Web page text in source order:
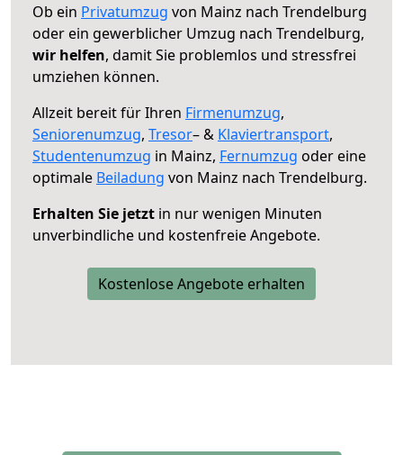
Ob ein Privatumzug von Mainz nach Trendelburg
oder ein gewerblicher Umzug nach Trendelburg,
wir helfen, damit Sie problemlos und stressfrei
umziehen können.
Allzeit bereit für Ihren Firmenumzug,
Seniorenumzug, Tresor– & Klaviertransport,
Studentenumzug in Mainz, Fernumzug oder eine
optimale Beiladung von Mainz nach Trendelburg.
Erhalten Sie jetzt in nur wenigen Minuten
unverbindliche und kostenfreie Angebote.
Kostenlose Angebote erhalten